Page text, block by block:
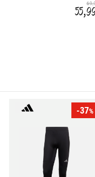
-37%